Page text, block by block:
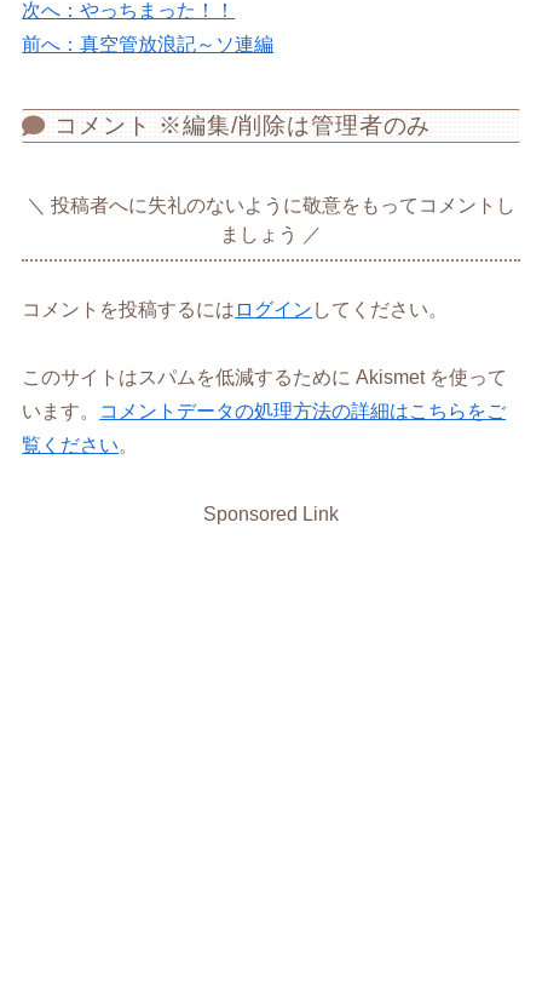
次へ：やっちまった！！
前へ：真空管放浪記～ソ連編
コメント ※編集/削除は管理者のみ
投稿者へに失礼のないように敬意をもってコメントし
ましょう
コメントを投稿するには ログイン してください。
このサイトはスパムを低減するために Akismet を使って
います。
コメントデータの処理方法の詳細はこちらをご
覧ください。
Sponsored Link